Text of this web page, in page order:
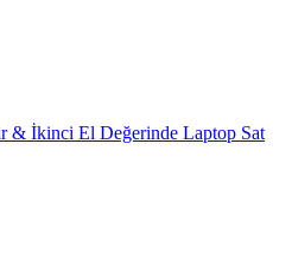
& İkinci El Değerinde Laptop Sat